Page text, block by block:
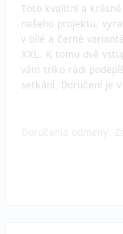
Toto kvalitní a
našeho projektu,
v bílé a černé
XXL. K tomu dvě
vám triko rádi
setkání. Doručení je